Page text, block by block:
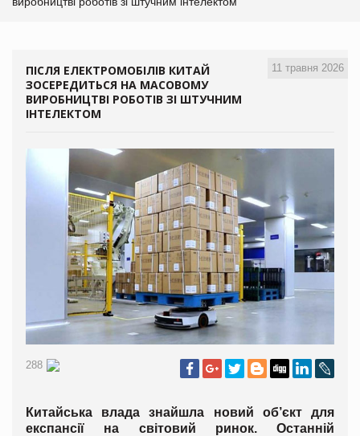
11 травня 2026
ПІСЛЯ ЕЛЕКТРОМОБІЛІВ КИТАЙ
ЗОСЕРЕДИТЬСЯ НА МАСОВОМУ
ВИРОБНИЦТВІ РОБОТІВ ЗІ ШТУЧНИМ
ІНТЕЛЕКТОМ
288
Китайська влада знайшла новий об’єкт для
експансії на світовий ринок. Останній